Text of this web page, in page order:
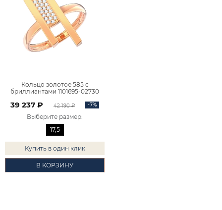
Кольцо золотое 585 с
бриллиантами 1101695-02730
39 237 ₽ 42 190 ₽ -7%
Выберите размер:
17,5
Купить в один клик
В КОРЗИНУ